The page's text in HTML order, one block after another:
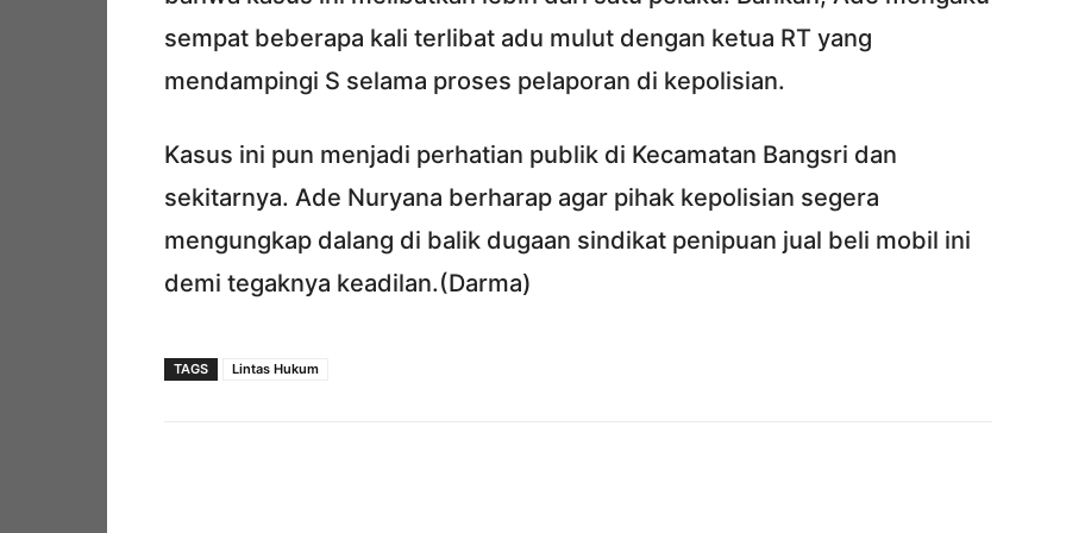
sempat beberapa kali terlibat adu mulut dengan ketua RT yang
mendampingi S selama proses pelaporan di kepolisian.
Kasus ini pun menjadi perhatian publik di Kecamatan Bangsri dan
sekitarnya. Ade Nuryana berharap agar pihak kepolisian segera
mengungkap dalang di balik dugaan sindikat penipuan jual beli mobil ini
demi tegaknya keadilan.(Darma)
TAGS Lintas Hukum